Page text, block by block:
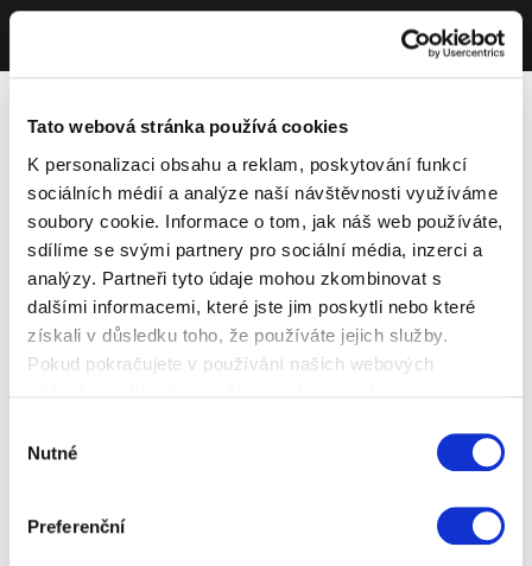
Tato webová stránka používá cookies
K personalizaci obsahu a reklam, poskytování funkcí
sociálních médií a analýze naší návštěvnosti využíváme
soubory cookie. Informace o tom, jak náš web používáte,
sdílíme se svými partnery pro sociální média, inzerci a
analýzy. Partneři tyto údaje mohou zkombinovat s
dalšími informacemi, které jste jim poskytli nebo které
získali v důsledku toho, že používáte jejich služby.
Pokud pokračujete v používání našich webových
souhlasu
Nutné
Preferenční